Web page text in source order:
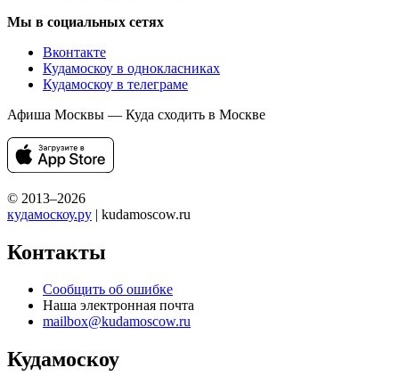
Мы в социальных сетях
Вконтакте
Кудамоскоу в однокласниках
Кудамоскоу в телеграме
Афиша Москвы — Куда сходить в Москве
© 2013–2026
кудамоскоу.ру | kudamoscow.ru
Контакты
Сообщить об ошибке
Наша электронная почта
mailbox@kudamoscow.ru
Кудамоскоу